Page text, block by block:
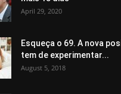
April 29, 2020
Esqueça o 69. A nova
tem de experimentar...
August 5, 2018